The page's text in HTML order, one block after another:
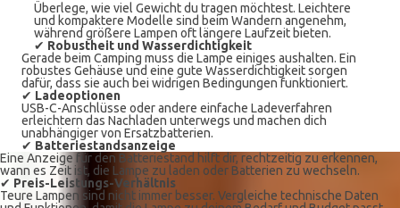
Überlege, wie viel Gewicht du tragen möchtest. Leichtere
und kompaktere Modelle sind beim Wandern angenehm,
während größere Lampen oft längere Laufzeit bieten.
✔ Robustheit und Wasserdichtigkeit
Gerade beim Camping muss die Lampe einiges aushalten. Ein
robustes Gehäuse und eine gute Wasserdichtigkeit sorgen
dafür, dass sie auch bei widrigen Bedingungen funktioniert.
✔ Ladeoptionen
USB-C-Anschlüsse oder andere einfache Ladeverfahren
erleichtern das Nachladen unterwegs und machen dich
unabhängiger von Ersatzbatterien.
✔ Batteriestandsanzeige
Eine Anzeige für den Batteriestand hilft dir, rechtzeitig zu erkennen,
wann es Zeit ist, die Lampe zu laden oder Batterien zu wechseln.
✔ Preis-Leistungs-Verhältnis
Teure Lampen sind nicht immer besser. Vergleiche technische Daten